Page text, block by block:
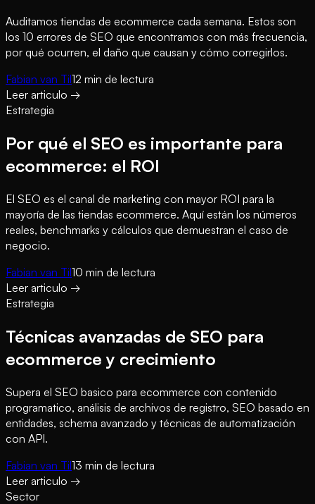
Auditamos tiendas de ecommerce cada semana. Estos son
los 10 errores de SEO que encontramos con más frecuencia,
por qué ocurren, el daño que causan y cómo corregirlos.
Fabian van Til12 min de lectura
Leer articulo →
Estrategia
Por qué el SEO es importante para
ecommerce: el ROI
El SEO es el canal de marketing con mayor ROI para la
mayoría de las tiendas ecommerce. Aquí están los números
reales, benchmarks y cálculos que demuestran el caso de
negocio.
Fabian van Til10 min de lectura
Leer articulo →
Estrategia
Técnicas avanzadas de SEO para
ecommerce y crecimiento
Supera el SEO basico para ecommerce con contenido
programatico, análisis de archivos de registro, SEO basado en
entidades, schema avanzado y técnicas de automatización
con API.
Fabian van Til13 min de lectura
Leer articulo →
Sector